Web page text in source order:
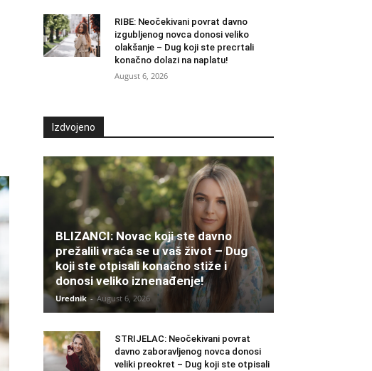
RIBE: Neočekivani povrat davno
izgubljenog novca donosi veliko
olakšanje – Dug koji ste precrtali
konačno dolazi na naplatu!
August 6, 2026
Izdvojeno
BLIZANCI: Novac koji ste davno
prežalili vraća se u vaš život – Dug
koji ste otpisali konačno stiže i
donosi veliko iznenađenje!
Urednik - August 6, 2026
STRIJELAC: Neočekivani povrat
davno zaboravljenog novca donosi
veliki preokret – Dug koji ste otpisali